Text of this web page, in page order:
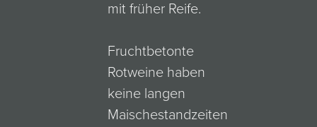
mit früher Reife.
Fruchtbetonte
Rotweine haben
keine langen
Maischestandzeiten